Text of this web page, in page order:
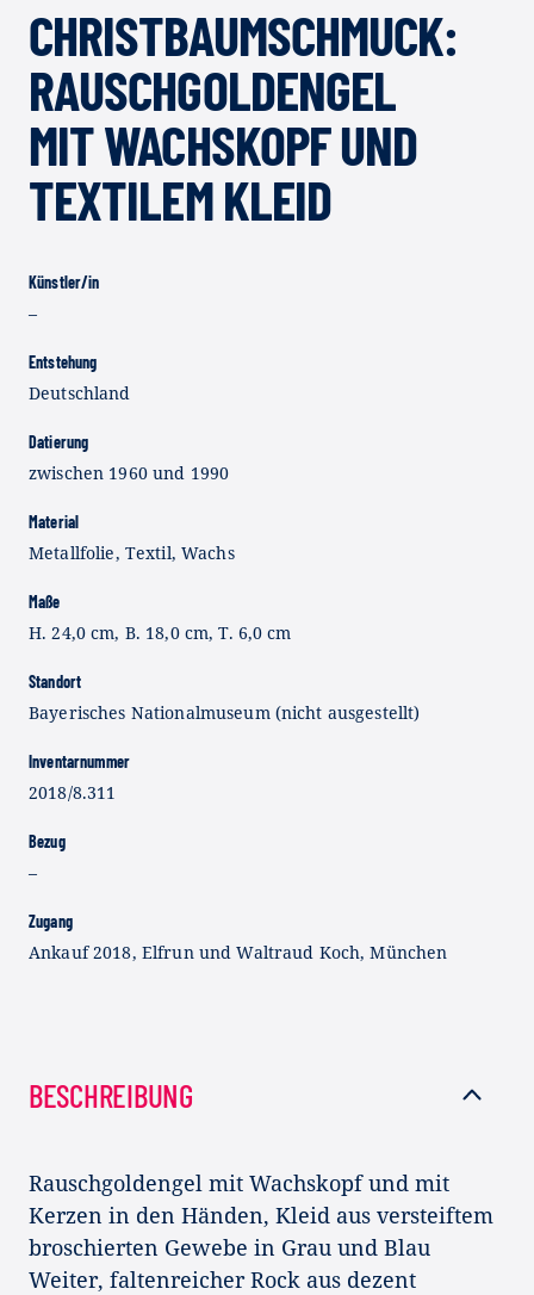
CHRISTBAUMSCHMUCK:
RAUSCHGOLDENGEL
MIT WACHSKOPF UND
TEXTILEM KLEID
Künstler/in
–
Entstehung
Deutschland
Datierung
zwischen 1960 und 1990
Material
Metallfolie, Textil, Wachs
Maße
H. 24,0 cm, B. 18,0 cm, T. 6,0 cm
Standort
Bayerisches Nationalmuseum (nicht ausgestellt)
Inventarnummer
2018/8.311
Bezug
–
Zugang
Ankauf 2018, Elfrun und Waltraud Koch, München
BESCHREIBUNG
Rauschgoldengel mit Wachskopf und mit
Kerzen in den Händen, Kleid aus versteiftem
broschierten Gewebe in Grau und Blau
Weiter, faltenreicher Rock aus dezent